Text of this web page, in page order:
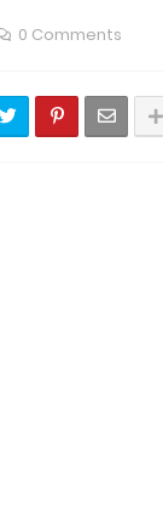
0 Comments